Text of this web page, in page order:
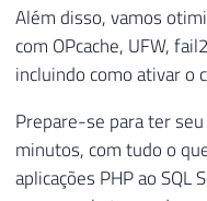
Além disso, vamos
com OPcache, UFW,
incluindo como ativar o
Prepare-se para ter
minutos, com tudo o
aplicações PHP ao SQL